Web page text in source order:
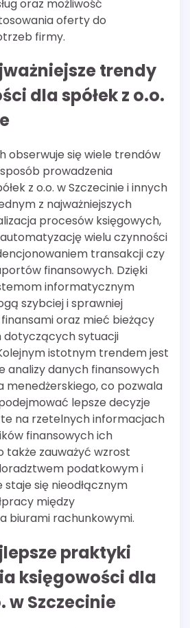
oraz możliwość
oferty do
firmy.
trendy
dla spółek z o.o.
obserwuje się wiele trendów
prowadzenia
z o.o. w Szczecinie i innych
z najważniejszych
procesów księgowych,
wielu czynności
transakcji czy
finansowych. Dzięki
informatycznym
szybciej i sprawniej
oraz mieć bieżący
dotyczących sytuacji
istotnym trendem jest
analizy danych finansowych
co pozwala
lepsze decyzje
na rzetelnych informacjach
finansowych ich
także zauważyć wzrost
podatkowym i
się nieodłącznym
między
biurami rachunkowymi.
praktyki
księgowości dla
w Szczecinie